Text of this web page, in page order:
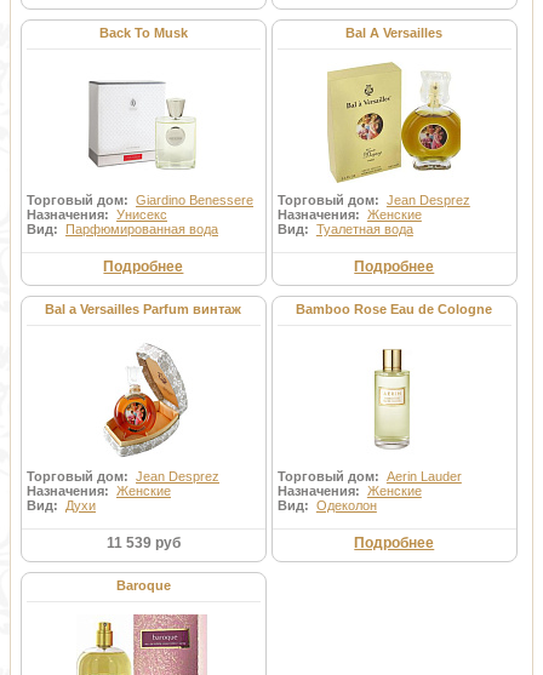
Back To Musk
Торговый дом: Giardino Benessere
Назначения: Унисекс
Вид: Парфюмированная вода
Подробнее
Bal A Versailles
Торговый дом: Jean Desprez
Назначения: Женские
Вид: Туалетная вода
Подробнее
Bal a Versailles Parfum винтаж
Торговый дом: Jean Desprez
Назначения: Женские
Вид: Духи
11 539 руб
Bamboo Rose Eau de Cologne
Торговый дом: Aerin Lauder
Назначения: Женские
Вид: Одеколон
Подробнее
Baroque